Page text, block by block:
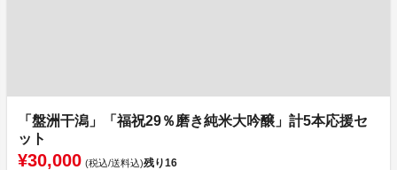
「盤洲干潟」「福祝29％磨き純米大吟醸」計5本応援セ
ット
¥30,000 (税込/送料込)残り16